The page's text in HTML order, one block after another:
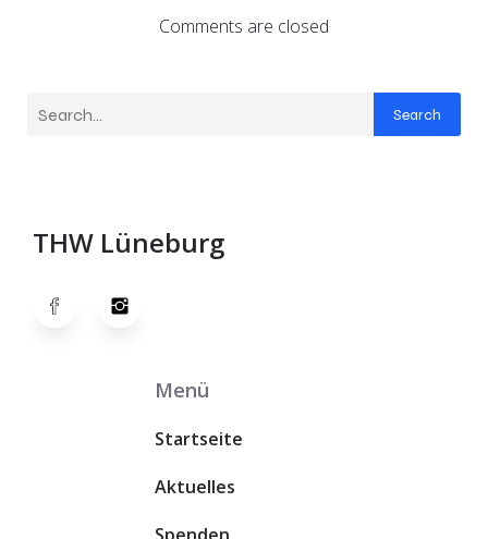
Comments are closed
Search
THW Lüneburg
Menü
Startseite
Aktuelles